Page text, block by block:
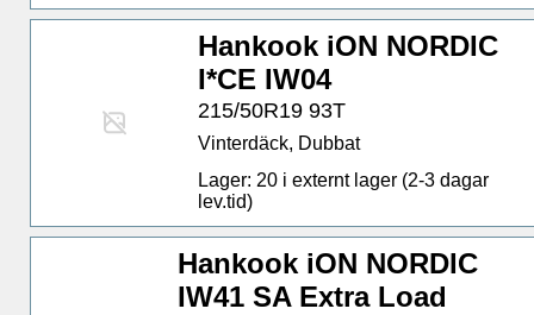
Hankook iON NORDIC
I*CE IW04
215/50R19 93T
Vinterdäck, Dubbat
Lager: 20 i externt lager (2-3 dagar
lev.tid)
Hankook iON NORDIC
IW41 SA Extra Load